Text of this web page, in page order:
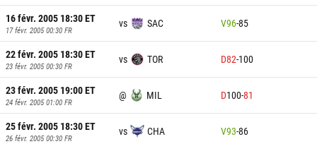
16 févr. 2005 18:30ET
17 févr. 2005 00:30 FR
vs SAC V96-85
22 févr. 2005 18:30ET
23 févr. 2005 00:30 FR
vs TOR D82-100
23 févr. 2005 19:00ET
24 févr. 2005 01:00 FR
@ MIL D100-81
25 févr. 2005 18:30ET
26 févr. 2005 00:30 FR
vs CHA V93-86